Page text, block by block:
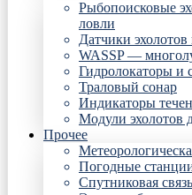
Рыбопоисковые
ловли
Датчики
WASSP —
Гидролокаторы и
Траловый сонар
Индикаторы
Модули эхолотов
Прочее
Погодные
Спутниковая связь